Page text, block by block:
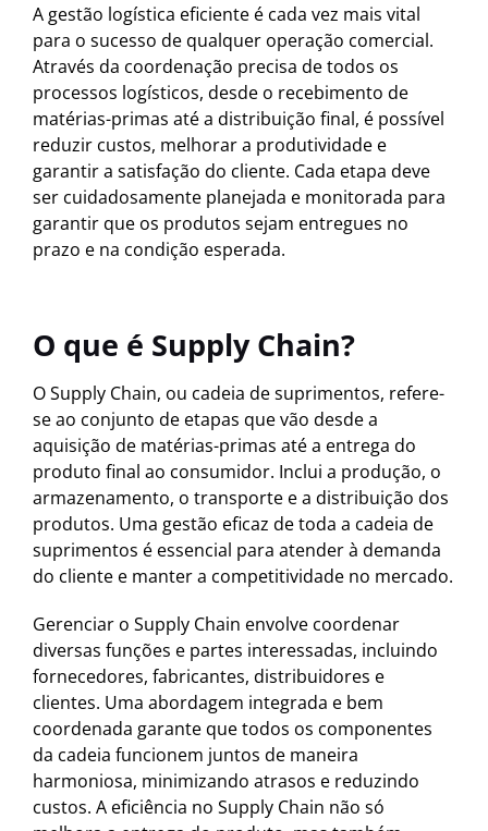
A gestão logística eficiente é cada vez mais vital
para o sucesso de qualquer operação comercial.
Através da coordenação precisa de todos os
processos logísticos, desde o recebimento de
matérias-primas até a distribuição final, é possível
reduzir custos, melhorar a produtividade e
garantir a satisfação do cliente. Cada etapa deve
ser cuidadosamente planejada e monitorada para
garantir que os produtos sejam entregues no
prazo e na condição esperada.
O que é Supply Chain?
O Supply Chain, ou cadeia de suprimentos, refere-
se ao conjunto de etapas que vão desde a
aquisição de matérias-primas até a entrega do
produto final ao consumidor. Inclui a produção, o
armazenamento, o transporte e a distribuição dos
produtos. Uma gestão eficaz de toda a cadeia de
suprimentos é essencial para atender à demanda
do cliente e manter a competitividade no mercado.
Gerenciar o Supply Chain envolve coordenar
diversas funções e partes interessadas, incluindo
fornecedores, fabricantes, distribuidores e
clientes. Uma abordagem integrada e bem
coordenada garante que todos os componentes
da cadeia funcionem juntos de maneira
harmoniosa, minimizando atrasos e reduzindo
custos. A eficiência no Supply Chain não só